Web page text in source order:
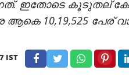
ഇതോടെ കൂടുതല്
10,19,525 പേര്
IST